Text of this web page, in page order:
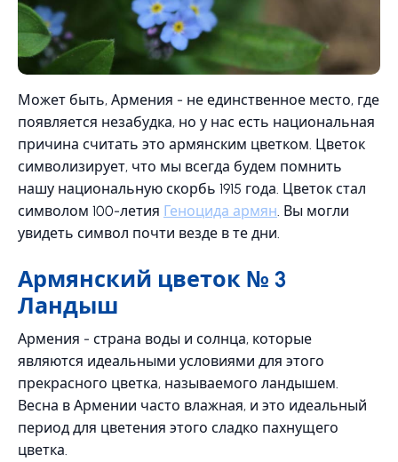
Может быть, Армения - не единственное место, где
появляется незабудка, но у нас есть национальная
причина считать это армянским цветком. Цветок
символизирует, что мы всегда будем помнить
нашу национальную скорбь 1915 года. Цветок стал
символом 100-летия Геноцида армян. Вы могли
увидеть символ почти везде в те дни.
Армянский цветок № 3
Ландыш
Армения - страна воды и солнца, которые
являются идеальными условиями для этого
прекрасного цветка, называемого ландышем.
Весна в Армении часто влажная, и это идеальный
период для цветения этого сладко пахнущего
цветка.